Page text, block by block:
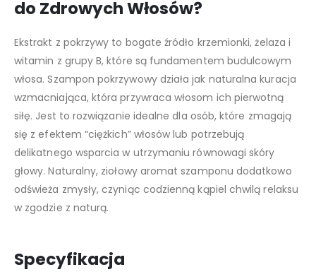
do Zdrowych Włosów?
Ekstrakt z pokrzywy to bogate źródło krzemionki, żelaza i
witamin z grupy B, które są fundamentem budulcowym
włosa. Szampon pokrzywowy działa jak naturalna kuracja
wzmacniająca, która przywraca włosom ich pierwotną
siłę. Jest to rozwiązanie idealne dla osób, które zmagają
się z efektem “ciężkich” włosów lub potrzebują
delikatnego wsparcia w utrzymaniu równowagi skóry
głowy. Naturalny, ziołowy aromat szamponu dodatkowo
odświeża zmysły, czyniąc codzienną kąpiel chwilą relaksu
w zgodzie z naturą.
Specyfikacja